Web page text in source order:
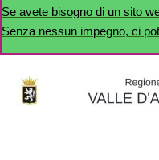
Se avete bisogno di un sito
Senza nessun impegno, ci